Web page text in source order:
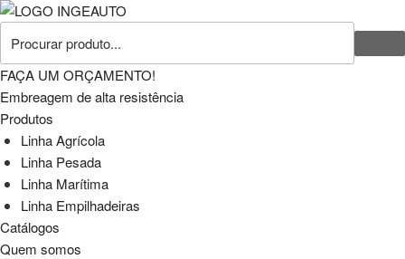
FAÇA UM ORÇAMENTO!
Embreagem de alta resistência
Produtos
Linha Agrícola
Linha Pesada
Linha Marítima
Linha Empilhadeiras
Catálogos
Quem somos